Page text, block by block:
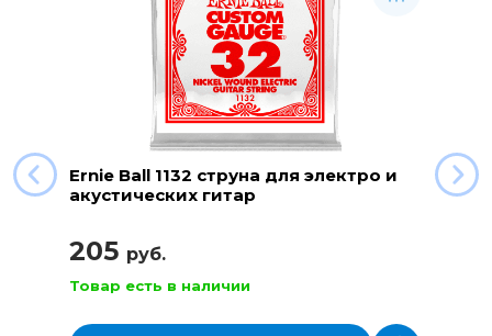
Ernie Ball 1132 струна для электро и
акустических гитар
205 руб.
Товар есть в наличии